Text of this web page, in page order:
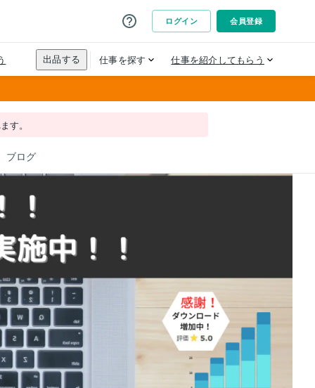
す。
ブログ